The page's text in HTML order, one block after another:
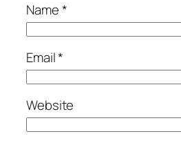
Name*
Email*
Website